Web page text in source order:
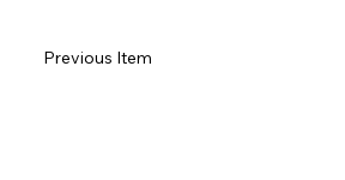
Previous Item